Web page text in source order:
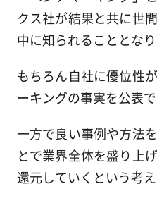
クス社が結果と共に世
中に知られることとなり
もちろん自社に優位性
ーキングの事実を公表
一方で良い事例や方法
とで業界全体を盛り上
還元していくという考え